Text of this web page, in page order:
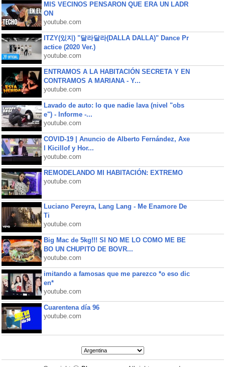
MIS VECINOS PENSARON QUE ERA UN LADR
ON
youtube.com
ITZY(있지) "달라달라(DALLA DALLA)" Dance Pr
actice (2020 Ver.)
youtube.com
ENTRAMOS A LA HABITACIÓN SECRETA Y EN
CONTRAMOS A MARIANA - Y...
youtube.com
Lavado de auto: lo que nadie lava (nivel "obs
e") - Informe -...
youtube.com
COVID-19 | Anuncio de Alberto Fernández, Axe
l Kicillof y Hor...
youtube.com
REMODELANDO MI HABITACIÓN: EXTREMO
youtube.com
Luciano Pereyra, Lang Lang - Me Enamore De
Ti
youtube.com
Big Mac de 5kg!!! SI NO ME LO COMO ME BE
BO UN CHUPITO DE BOVR...
youtube.com
imitando a famosas que me parezco *o eso dic
en*
youtube.com
Cuarentena día 96
youtube.com